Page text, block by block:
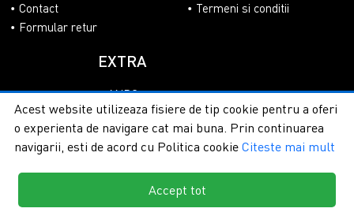
Contact
Formular retur
Termeni si conditii
EXTRA
ANPC
SOL
Copyright © 2026 - PlasaUmbrire.ro | Toate drepturile
Acest website utilizeaza fisiere de tip cookie pentru a oferi
o experienta de navigare cat mai buna. Prin continuarea
navigarii, esti de acord cu Politica cookie Citeste mai mult
Accept tot